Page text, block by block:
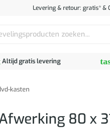
Levering & retour: gratis* &
Altijd gratis levering
kasten
80 x